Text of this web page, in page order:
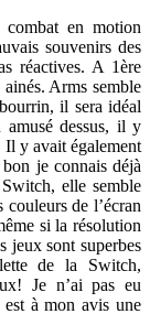
en motion
souvenirs des
réactives. A 1ère
Arms semble
il sera idéal
amusé dessus, il y
Il y avait également
je connais déjà
elle semble
couleurs de l’écran
si la résolution
jeux sont superbes
de la Switch,
Je n’ai pas eu
à mon avis une